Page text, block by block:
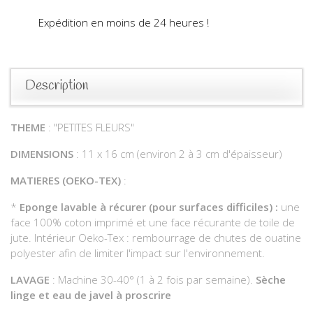
Expédition en moins de 24 heures !
Description
THEME : "PETITES FLEURS"
DIMENSIONS : 11 x 16 cm (environ 2 à 3 cm d'épaisseur)
MATIERES (OEKO-TEX) :
* Eponge lavable à récurer (pour surfaces difficiles) : une
face 100% coton imprimé et une face récurante de toile de
jute. Intérieur Oeko-Tex : rembourrage de chutes de ouatine
polyester afin de limiter l'impact sur l'environnement.
LAVAGE : Machine 30-40° (1 à 2 fois par semaine). Sèche
linge et eau de javel à proscrire